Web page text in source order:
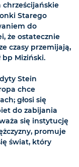
chrześcijańskie
Starego
do
że ostatecznie
czasy przemijają,
Miziński.
Stein
chce
głosi się
do zabijania
się instytucję
promuje
świat, który